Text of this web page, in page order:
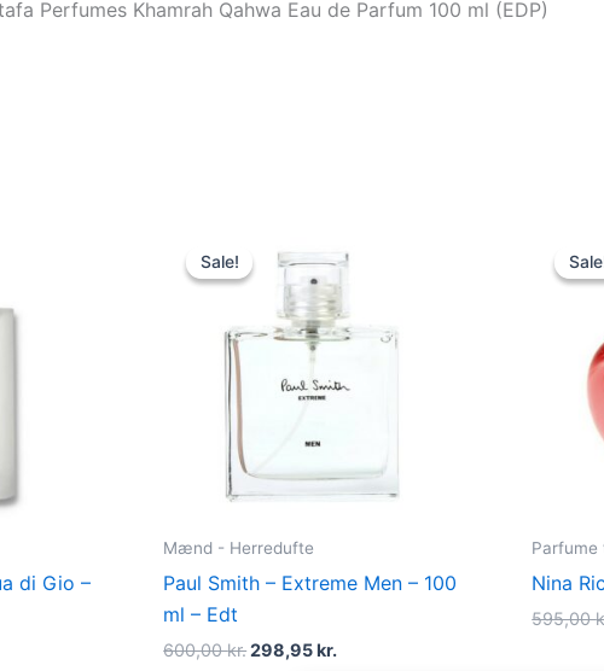
Perfumes Khamrah Qahwa Eau de Parfum 100 ml (EDP)
di Gio –
kr..
Sale!
Sale!
Mænd - Herredufte
Paul Smith – Extreme Men – 100
ml – Edt
600,00kr.
price
was:
600,00 kr..
298,95kr.
price
is:
Parfume
Nina
595,00